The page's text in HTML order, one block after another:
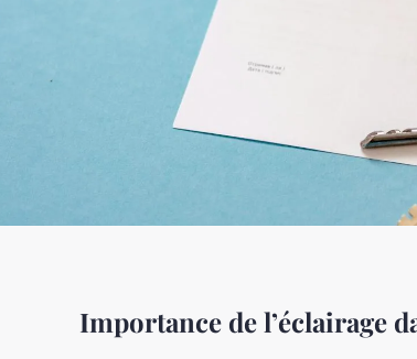
Importance de l’éclairage